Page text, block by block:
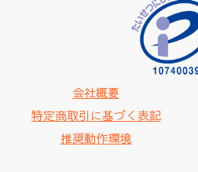
会社概要
特定商取引に基づく表記
推奨動作環境